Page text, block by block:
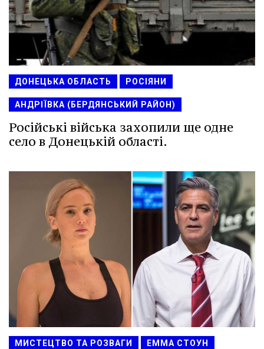
ДОНЕЦЬКА ОБЛАСТЬ РОСІЯНИ
АНДРІЇВКА (БЕРДЯНСЬКИЙ РАЙОН)
Російські війська захопили ще одне
село в Донецькій області.
МИСТЕЦТВО ТА РОЗВАГИ ЕММА СТОУН